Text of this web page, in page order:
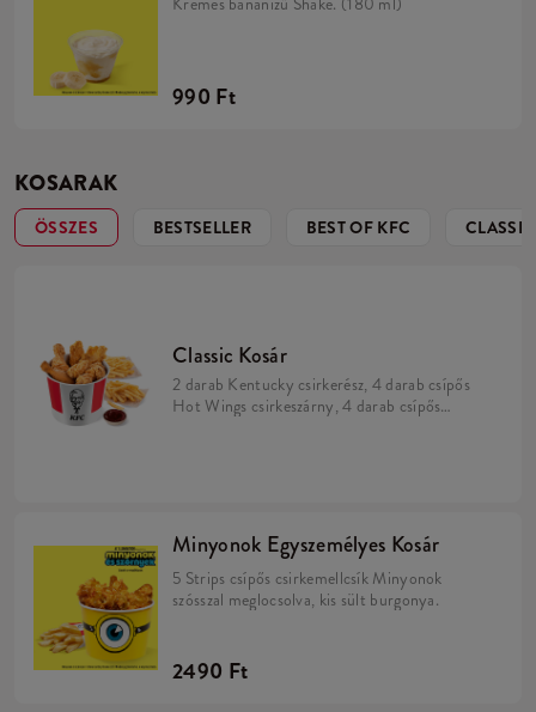
990 Ft
KOSARAK
ÖSSZES BESTSELLER BEST OF KFC CLASSIC
Classic Kosár
2 darab Kentucky csirkerész, 4 darab csípős
Hot Wings csirkeszárny, 4 darab csípős
Minyonok Egyszemélyes Kosár
5 Strips csípős csirkemellcsík Minyonok
szósszal meglocsolva, kis sült burgonya.
2490 Ft